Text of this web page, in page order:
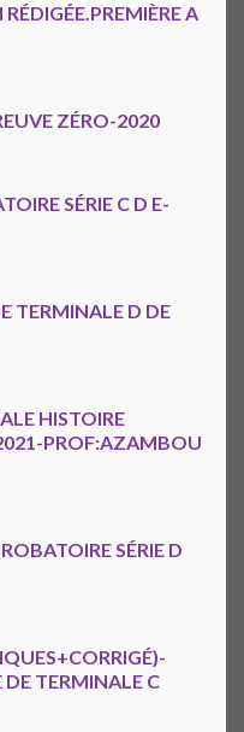
A
ZÉRO-2020
SÉRIE C D E-
TERMINALE D DE
HISTOIRE
PROF:AZAMBOU
SÉRIE D
TERMINALE C